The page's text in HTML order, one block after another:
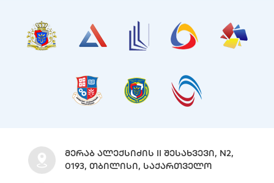
ᲛᲔᲠᲐᲑ ᲐᲚᲔᲥᲡᲘᲫᲘᲡ II ᲨᲔᲡᲐᲮᲕᲔᲕᲘ, N2,
0193, ᲗᲑᲘᲚᲘᲡᲘ, ᲡᲐᲥᲐᲠᲗᲕᲔᲚᲝ